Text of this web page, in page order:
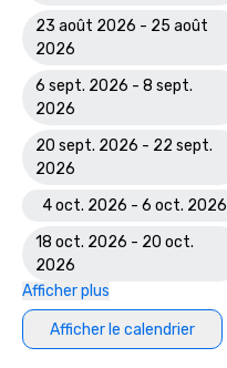
23 août 2026 - 25 août
2026
6 sept. 2026 - 8 sept.
2026
20 sept. 2026 - 22 sept.
2026
4 oct. 2026 - 6 oct. 2026
18 oct. 2026 - 20 oct.
2026
Afficher plus
Afficher le calendrier